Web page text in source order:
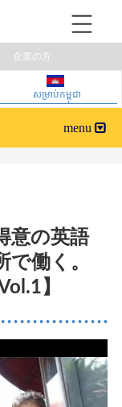
សម្រាប់កម្ពុជា
企業の方
意の英語
働く。
】